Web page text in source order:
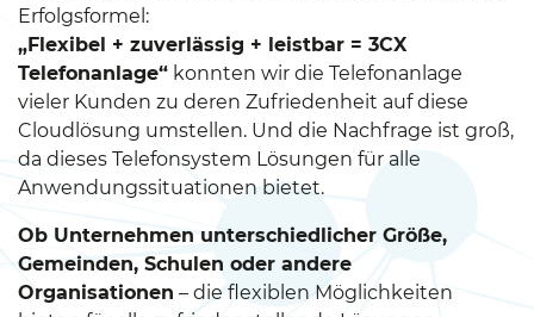
Erfolgsformel:
„Flexibel + zuverlässig + leistbar = 3CX
Telefonanlage“ konnten wir die Telefonanlage
vieler Kunden zu deren Zufriedenheit auf diese
Cloudlösung umstellen. Und die Nachfrage ist groß,
da dieses Telefonsystem Lösungen für alle
Anwendungssituationen bietet.
Ob Unternehmen unterschiedlicher Größe,
Gemeinden, Schulen oder andere
Organisationen – die flexiblen Möglichkeiten